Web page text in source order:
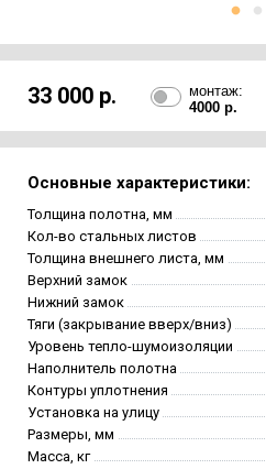
33 000 р.
монтаж:
4000 р.
Основные характеристики:
Толщина полотна, мм
Кол-во стальных листов
Толщина внешнего листа, мм
Верхний замок
Нижний замок
Тяги (закрывание вверх/вниз)
Уровень тепло-шумоизоляции
Наполнитель полотна
Контуры уплотнения
Установка на улицу
Размеры, мм
Масса, кг